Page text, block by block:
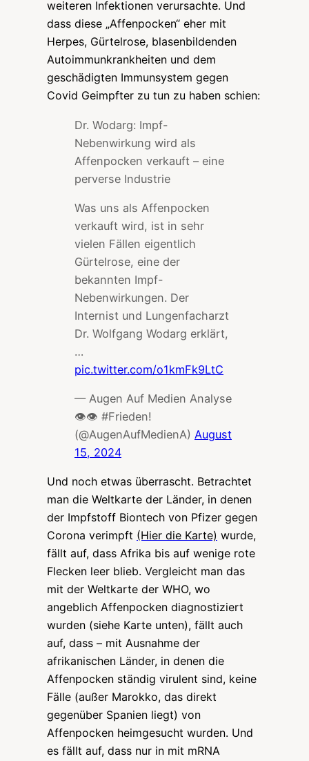
weiteren Infektionen verursachte. Und
dass diese „Affenpocken“ eher mit
Herpes, Gürtelrose, blasenbildenden
Autoimmunkrankheiten und dem
geschädigten Immunsystem gegen
Covid Geimpfter zu tun zu haben schien:
Dr. Wodarg: Impf-
Nebenwirkung wird als
Affenpocken verkauft – eine
perverse Industrie
Was uns als Affenpocken
verkauft wird, ist in sehr
vielen Fällen eigentlich
Gürtelrose, eine der
bekannten Impf-
Nebenwirkungen. Der
Internist und Lungenfacharzt
Dr. Wolfgang Wodarg erklärt,
…
pic.twitter.com/o1kmFk9LtC
— Augen Auf Medien Analyse
👁👁 #Frieden!
(@AugenAufMedienA) August
15, 2024
Und noch etwas überrascht. Betrachtet
man die Weltkarte der Länder, in denen
der Impfstoff Biontech von Pfizer gegen
Corona verimpft (Hier die Karte) wurde,
fällt auf, dass Afrika bis auf wenige rote
Flecken leer blieb. Vergleicht man das
mit der Weltkarte der WHO, wo
angeblich Affenpocken diagnostiziert
wurden (siehe Karte unten), fällt auch
auf, dass – mit Ausnahme der
afrikanischen Länder, in denen die
Affenpocken ständig virulent sind, keine
Fälle (außer Marokko, das direkt
gegenüber Spanien liegt) von
Affenpocken heimgesucht wurden. Und
es fällt auf, dass nur in mit mRNA